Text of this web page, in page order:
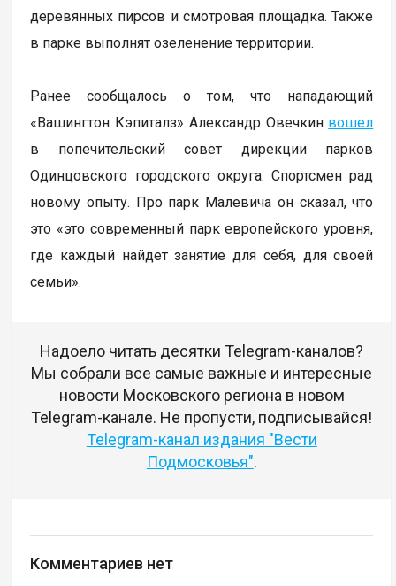
деревянных пирсов и смотровая площадка. Также
в парке выполнят озеленение территории.
Ранее сообщалось о том, что нападающий
«Вашингтон Кэпиталз» Александр Овечкин вошел
в попечительский совет дирекции парков
Одинцовского городского округа. Спортсмен рад
новому опыту. Про парк Малевича он сказал, что
это «это современный парк европейского уровня,
где каждый найдет занятие для себя, для своей
семьи».
Надоело читать десятки Telegram-каналов?
Мы собрали все самые важные и интересные
новости Московского региона в новом
Telegram-канале. Не пропусти, подписывайся!
Telegram-канал издания "Вести
Подмосковья".
Комментариев нет